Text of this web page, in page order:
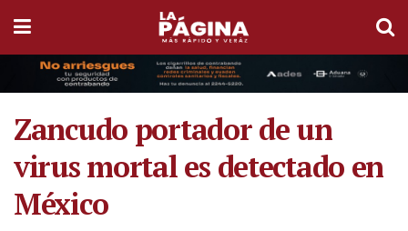
Zancudo portador de un
virus mortal es detectado en
México